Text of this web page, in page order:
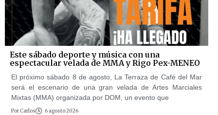
Este sábado deporte y música con una
espectacular velada de MMA y Rigo Pex-MENEO
El próximo sábado 8 de agosto, La Terraza de Café del Mar
será el escenario de una gran velada de Artes Marciales
Mixtas (MMA) organizada por DOM, un evento que
Por Carlos 6 agosto 2026